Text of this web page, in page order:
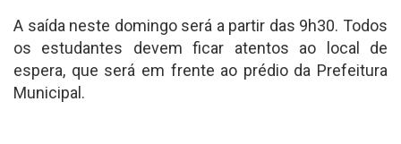
A saída neste domingo será a partir das 9h30. Todos
os estudantes devem ficar atentos ao local de
espera, que será em frente ao prédio da Prefeitura
Municipal.